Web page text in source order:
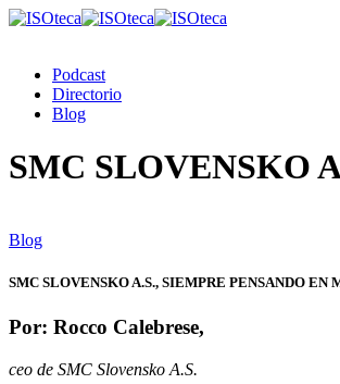
Podcast
Directorio
Blog
SMC SLOVENSKO
Blog
SMC SLOVENSKO A.S., SIEMPRE PENSANDO
Por: Rocco Calebrese,
ceo de SMC Slovensko A.S.